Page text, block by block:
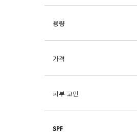
용량
가격
피부 고민
SPF